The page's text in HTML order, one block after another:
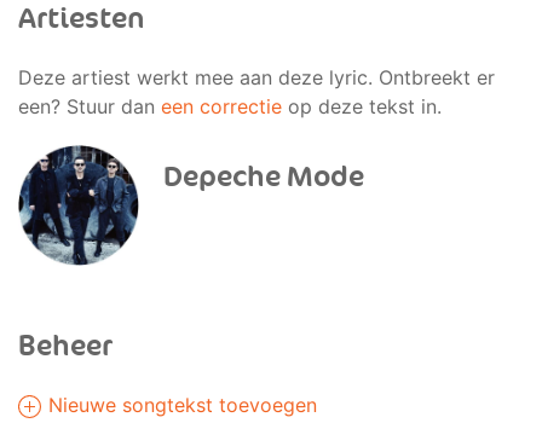
Artiesten
Deze artiest werkt mee aan deze lyric. Ontbreekt er
een? Stuur dan een correctie op deze tekst in.
Depeche Mode
Beheer
Nieuwe songtekst toevoegen